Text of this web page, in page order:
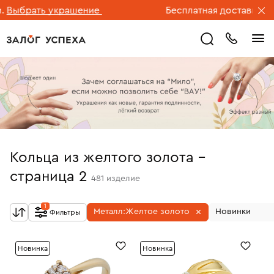
украшение Бесплатная доставка
Кольца из желтого золота -
страница 2 481 изделие
Фильтры
1
Металл:Желтое золото Новинки
Новинка Новинка